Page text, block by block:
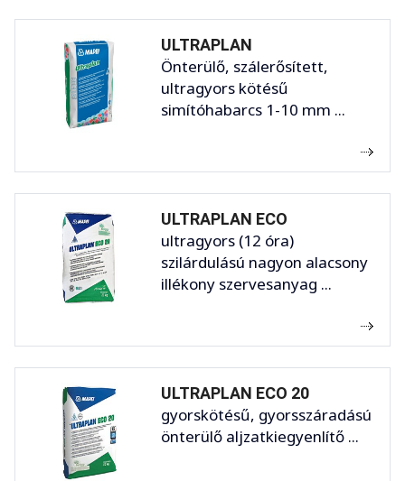
ULTRAPLAN
Önterülő, szálerősített,
ultragyors kötésű
simítóhabarcs 1-10 mm ...
ULTRAPLAN ECO
ultragyors (12 óra)
szilárdulású nagyon alacsony
illékony szervesanyag ...
ULTRAPLAN ECO 20
gyorskötésű, gyorsszáradású
önterülő aljzatkiegyenlítő ...